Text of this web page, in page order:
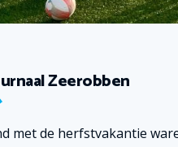
Zeerobben
met de herfstvakantie